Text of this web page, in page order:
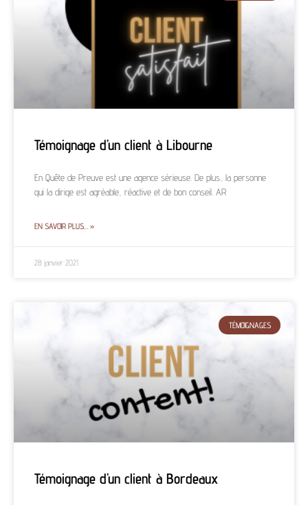
Témoignage d’un client à Libourne
En Quête de Preuve est une agence sérieuse. De plus, la personne
qui la dirige est agréable, réactive et de bon conseil. AR
EN SAVOIR PLUS… »
28 janvier 2021
TÉMOIGNAGES
Témoignage d’un client à Bordeaux